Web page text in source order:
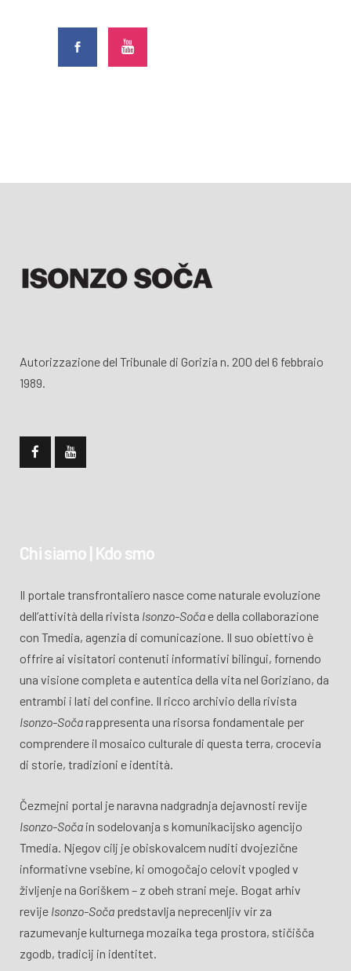
Autorizzazione del Tribunale di Gorizia n. 200 del 6 febbraio
1989.
Chi siamo | Kdo smo
Il portale transfrontaliero nasce come naturale evoluzione
dell’attività della rivista Isonzo-Sočae della collaborazione
con Tmedia, agenzia di comunicazione. Il suo obiettivo è
offrire ai visitatori contenuti informativi bilingui, fornendo
una visione completa e autentica della vita nel Goriziano, da
entrambi i lati del confine. Il ricco archivio della rivista
Isonzo-Sočarappresenta una risorsa fondamentale per
comprendere il mosaico culturale di questa terra, crocevia
di storie, tradizioni e identità.
Čezmejni portal je naravna nadgradnja dejavnosti revije
Isonzo-Soča in sodelovanja s komunikacijsko agencijo
Tmedia. Njegov cilj je obiskovalcem nuditi dvojezične
informativne vsebine, ki omogočajo celovit vpogled v
življenje na Goriškem – z obeh strani meje. Bogat arhiv
revije Isonzo-Soča predstavlja neprecenljiv vir za
razumevanje kulturnega mozaika tega prostora, stičišča
zgodb, tradicij in identitet.